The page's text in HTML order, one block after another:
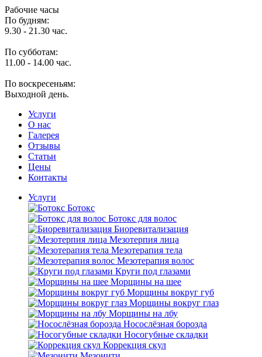
Рабочие часы
По будням:
9.30 - 21.30 час.
По субботам:
11.00 - 14.00 час.
По воскресеньям:
Выходной день.
Услуги
O нас
Галерея
Отзывы
Статьи
Цены
Контакты
Услуги
Ботокс
Ботокс для волос
Биоревитализация
Мезотерпия лица
Мезотерапия тела
Мезотерапия волос
Круги под глазами
Морщины на шее
Морщины вокруг губ
Морщины вокруг глаз
Морщины на лбу
Носослёзная борозда
Носогубные складки
Коррекция скул